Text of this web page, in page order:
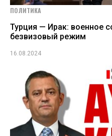
ПОЛИТИКА
Турция — Ирак: военное
безвизовый режим
16.08.2024